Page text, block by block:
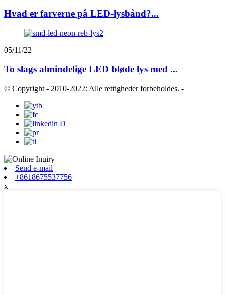
Hvad er farverne på LED-lysbånd?...
05/11/22
To slags almindelige LED bløde lys med ...
© Copyright - 2010-2022: Alle rettigheder forbeholdes. -
Send e-mail
+8618675537756
x